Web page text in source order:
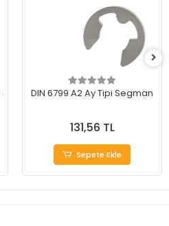
DIN 6799 A2 Ay Tipi Segman
131,56 TL
Sepete Ekle